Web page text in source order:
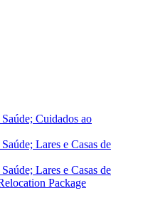
Cuidados ao
Lares e Casas de
Lares e Casas de
Package